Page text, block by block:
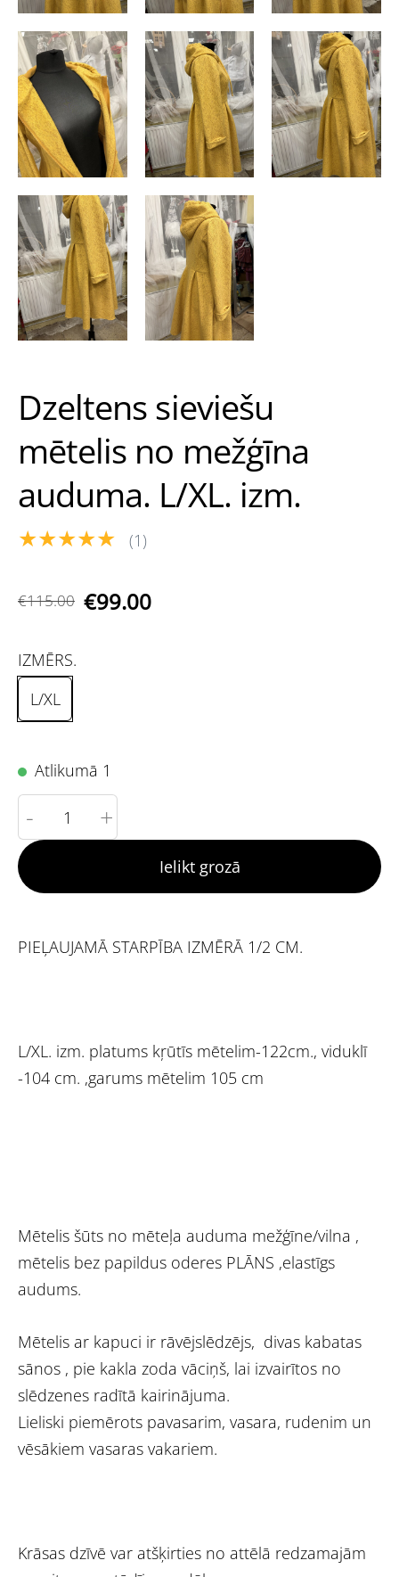
Dzeltens sieviešu
mētelis no mežģīna
auduma. L/XL. izm.
★★★★★ (1)
€115.00 €99.00
IZMĒRS.
L/XL
Atlikumā 1
- +
Ielikt grozā
PIEĻAUJAMĀ STARPĪBA IZMĒRĀ 1/2 CM.
L/XL. izm. platums kŗūtīs mētelim-122cm., viduklī
-104 cm. ,garums mētelim 105 cm
Mētelis šūts no mēteļa auduma mežģīne/vilna ,
mētelis bez papildus oderes PLĀNS ,elastīgs
audums.
Mētelis ar kapuci ir rāvējslēdzējs, divas kabatas
sānos , pie kakla zoda vāciņš, lai izvairītos no
slēdzenes radītā kairinājuma.
Lieliski piemērots pavasarim, vasara, rudenim un
vēsākiem vasaras vakariem.
Krāsas dzīvē var atšķirties no attēlā redzamajām